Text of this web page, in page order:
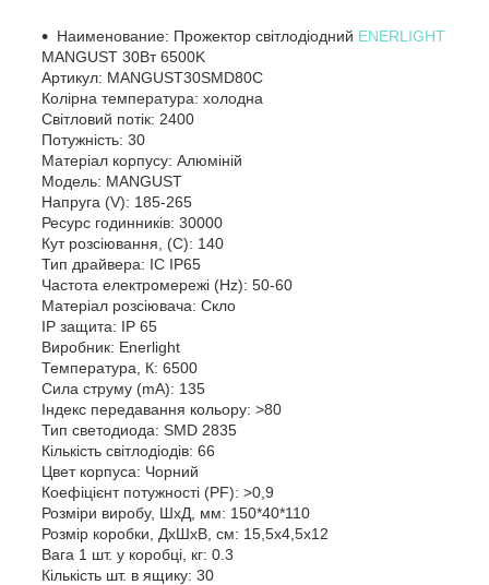
Наименование: Прожектор світлодіодний ENERLIGHT
MANGUST 30Вт 6500K
Артикул: MANGUST30SMD80С
Колірна температура: холодна
Світловий потік: 2400
Потужність: 30
Матеріал корпусу: Алюміній
Модель: MANGUST
Напруга (V): 185-265
Ресурс годинників: 30000
Кут розсіювання, (C): 140
Тип драйвера: IC IP65
Частота електромережі (Hz): 50-60
Матеріал розсіювача: Скло
IP защита: IP 65
Виробник: Enerlight
Температура, К: 6500
Сила струму (mA): 135
Індекс передавання кольору: >80
Тип светодиода: SMD 2835
Кількість світлодіодів: 66
Цвет корпуса: Чорний
Коефіцієнт потужності (PF): >0,9
Розміри виробу, ШхД, мм: 150*40*110
Розмір коробки, ДхШхВ, см: 15,5x4,5x12
Вага 1 шт. у коробці, кг: 0.3
Кількість шт. в ящику: 30